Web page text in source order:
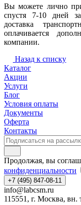
Вы можете лично
спустя 7-10 дней
доставка
оплачивается
компании.
Назад к списку
Каталог
Акции
Услуги
Блог
Условия оплаты
Документы
Оферта
Контакты
Продолжая, вы
конфиденциальности
+7 (495) 847-08-11
info@labcsm.ru
115551, г. Москва,